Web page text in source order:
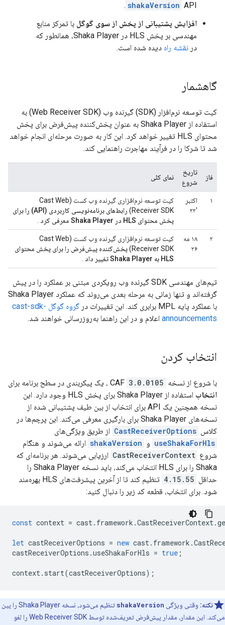
shakaVersion API.
افزایش پشتیبانی از پخش از سوی گوگل با تمرکز منابع
مهندسی بر پخش HLS در Shaka Player، همانطور که
در نقشه راه دیده شده است.
گاهشمار
کیت توسعه نرم‌افزار (SDK) گیرنده وب (Web Receiver SDK) به
استفاده از Shaka Player به عنوان پخش‌کننده پیش‌فرض برای پخش
محتوای HLS تغییر خواهد کرد. این کار به صورت مرحله‌ای انجام خواهد
شد تا شرکا را در فرآیند مهاجرت راهنمایی کند.
فاز
تاریخ
شروع
نمای کلی
۱
اکتبر
'۲۲
کیت توسعه نرم‌افزاری گیرنده وب کست (Cast Web
Receiver SDK)
رابط‌های برنامه‌نویسی کاربردی (API) را برای
پخش محتوای HLS در Shaka Player معرفی کرد
۲
۱۸ مه
۲۶
کیت توسعه نرم‌افزاری گیرنده وب کست (Cast Web
Receiver SDK)
پخش‌کننده پیش‌فرض را برای پخش محتوای
HLS به Shaka Player تغییر داد
تیم‌های مهندسی SDK گیرنده وب رویکردی مبتنی بر عملکرد را در پیش
گرفته‌اند و تنها زمانی به مرحله بعدی می‌روند که عملکرد Shaka Player
با عملکرد پایه MPL برابری کند. این تغییرات در
گروه گوگل cast-sdk-
announcements اعلام و در این راهنما به‌روزرسانی خواهند شد.
انتخاب کردن
با شروع از نسخه CAF 3.0.0105
، یک پیکربندی در سطح برنامه برای
انتخاب
استفاده از Shaka Player برای پخش HLS وجود دارد. این
نسخه همچنین یک API برای انتخاب از بین طیف پشتیبانی شده از
نسخه‌های Shaka Player برای بارگیری معرفی می‌کند. این پرچم‌ها در
کلاس CastReceiverOptions از طریق ویژگی‌های
useShakaForHls و shakaVersion ارائه می‌شوند و هنگام
شروع CastReceiverContext ارزیابی می‌شوند. هر برنامه‌ای که
Shaka را برای HLS انتخاب می‌کند، باید نسخه Shaka Player را
حداقل 4.15.55
تنظیم کند تا از آخرین پیشرفت‌های HLS بهره‌مند
شود. برای انتخاب، قطعه کد زیر را دنبال کنید:
const context = cast. framework .CastReceiverContext.
let castReceiverOptions = new cast. framework .
castReceiverOptions .useShakaForHls = true ;
context. start(castReceiverOptions);
نکته: وقتی ویژگی shakaVersion
تنظیم می‌شود، نسخه Shaka Player را پین
می‌کند. این مقدار، مقدار پیش‌فرض تعریف‌شده توسط Web Receiver SDK را لغو